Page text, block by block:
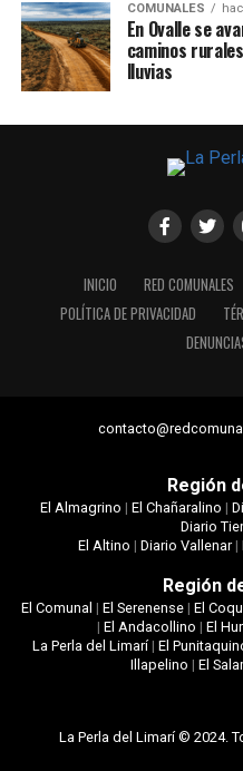
COMUNALES
En Ovalle se
caminos
lluvias
INICIO RED COMUNALES
POLÍTICA DE PRIVACIDAD
Región
El Almagrino | El Chañaralino |
Diario
El Altino | Diario Vallenar|
Región
El Comunal | El Serenense| El
| El Andacollino | El
La Perla del Limarí|El
Illapelino | El
La Perla del Limarí © 2024.